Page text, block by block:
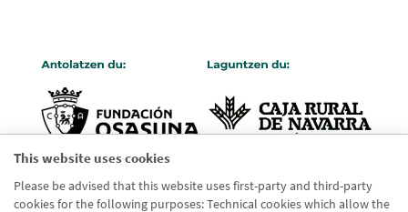
This website uses cookies
Please be advised that this website uses first-party and third-party
cookies for the following purposes: Technical cookies which allow the